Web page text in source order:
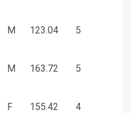
M 123.04 5
M 163.72 5
F 155.42 4